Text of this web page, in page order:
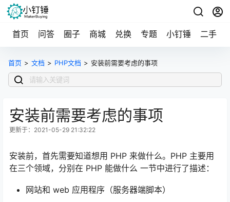
首页 问答 圈子 商城 兑换 专题 小钉锤 二手
首页 > 文档 > PHP文档 > 安装前需要考虑的事项
安装前需要考虑的事项
更新于：2021-05-29 21:32:22
安装前，首先需要知道想用 PHP 来做什么。PHP 主要用
在三个领域，分别在 PHP 能做什么 一节中进行了描述：
网站和 web 应用程序（服务器端脚本）